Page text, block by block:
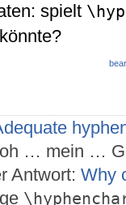
spielt
… mein …
Antwort: Why